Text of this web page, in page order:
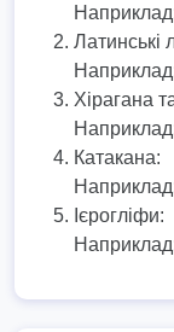
Латинські
Хірагана
Катакана:
Ієрогліфи: